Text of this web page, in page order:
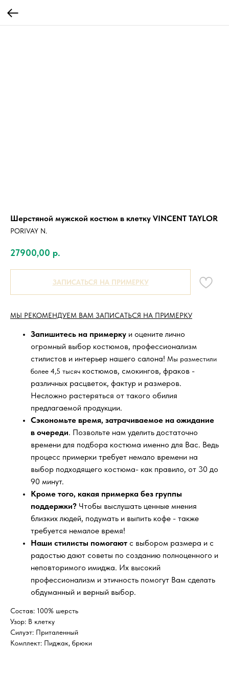
Шерстяной мужской костюм в клетку VINCENT TAYLOR
PORIVAY N.
27900,00 р.
ЗАПИСАТЬСЯ НА ПРИМЕРКУ
МЫ РЕКОМЕНДУЕМ ВАМ ЗАПИСАТЬСЯ НА ПРИМЕРКУ
Запишитесь на примерку и оцените лично
огромный выбор костюмов, профессионализм
стилистов и интерьер нашего салона! Мы разместили
более 4,5 тысяч костюмов, смокингов, фраков -
различных расцветок, фактур и размеров.
Несложно растеряться от такого обилия
предлагаемой продукции.
Сэкономьте время, затрачиваемое на ожидание
в очереди. Позвольте нам уделить достаточно
времени для подбора костюма именно для Вас. Ведь
процесс примерки требует немало времени на
выбор подходящего костюма- как правило, от 30 до
90 минут.
Кроме того, какая примерка без группы
поддержки? Чтобы выслушать ценные мнения
близких людей, подумать и выпить кофе - также
требуется немалое время!
Наши стилисты помогают с выбором размера и с
радостью дают советы по созданию полноценного и
неповторимого имиджа. Их высокий
профессионализм и этичность помогут Вам сделать
обдуманный и верный выбор.
Состав: 100% шерсть
Узор: В клетку
Силуэт: Приталенный
Комплект: Пиджак, брюки